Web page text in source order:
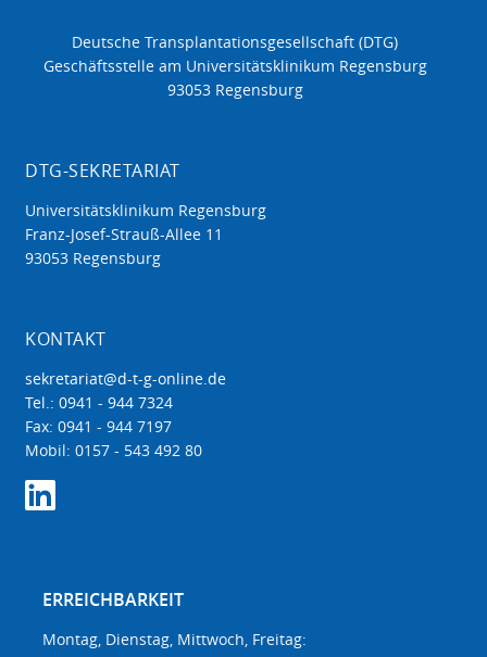
Deutsche Transplantationsgesellschaft (DTG)
Geschäftsstelle am Universitätsklinikum Regensburg
93053 Regensburg
DTG-SEKRETARIAT
Universitätsklinikum Regensburg
Franz-Josef-Strauß-Allee 11
93053 Regensburg
KONTAKT
sekretariat@d-t-g-online.de
Tel.: 0941 - 944 7324
Fax: 0941 - 944 7197
Mobil: 0157 - 543 492 80
ERREICHBARKEIT
Montag, Dienstag, Mittwoch, Freitag: